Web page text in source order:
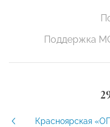
Поддержка
Красноярская